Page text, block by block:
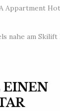
Appartment
nahe am
EINEN